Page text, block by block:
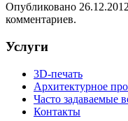
Опубликовано 26.12.2012
комментариев.
Услуги
3D-печать
Архитектурное
Часто задаваемые
Контакты